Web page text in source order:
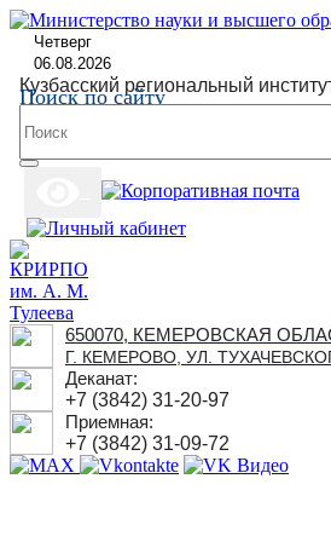
Четверг
06.08.2026
Кузбасский региональный
Поиск по сайту
650070, КЕМЕРОВСКАЯ
Г. КЕМЕРОВО, УЛ.
Деканат:
+7 (3842) 31-20-97
Приемная:
+7 (3842) 31-09-72